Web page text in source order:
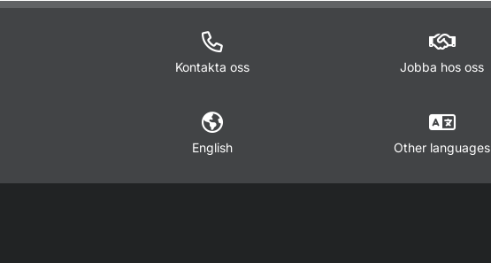
Kontakta oss Jobba hos oss
English Other languages